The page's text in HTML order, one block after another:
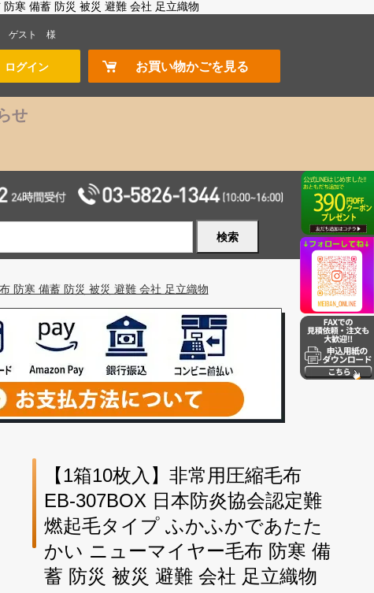
寒 備蓄 防災 被災 避難 会社 足立織物
ゲスト 様
ログイン お買い物かごを見る
せ
検索
防寒 備蓄 防災 被災 避難 会社 足立織物
【1箱10枚入】非常用圧縮毛布
EB-307BOX 日本防炎協会認定難
燃起毛タイプ ふかふかであたた
かい ニューマイヤー毛布 防寒 備
蓄 防災 被災 避難 会社 足立織物